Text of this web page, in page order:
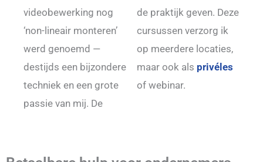
videobewerking nog
‘non-lineair monteren’
werd genoemd —
destijds een bijzondere
techniek en een grote
passie van mij. De
de praktijk geven. Deze
cursussen verzorg ik
op meerdere locaties,
maar ook als privéles
of webinar.